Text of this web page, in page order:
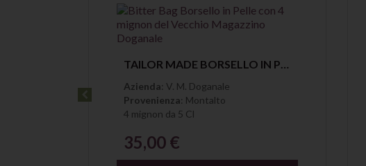
Anteprima TAILOR MADE BORSELLO IN PELLE CON 4 MIGNON DEL VECCHIO MAGAZZINO DOGANALE
Azienda: V. M. Doganale
Provenienza: Montalto
4 mignon da 5 Cl
35,00 €